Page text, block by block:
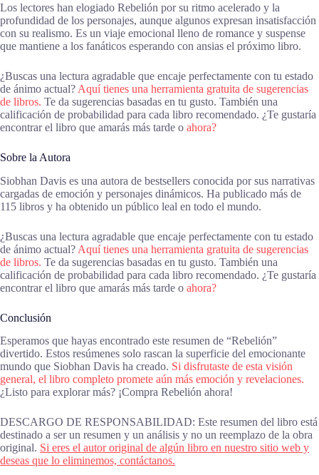
Los lectores han elogiado Rebelión por su ritmo acelerado y la
profundidad de los personajes, aunque algunos expresan insatisfacción
con su realismo. Es un viaje emocional lleno de romance y suspense
que mantiene a los fanáticos esperando con ansias el próximo libro.
¿Buscas una lectura agradable que encaje perfectamente con tu estado
de ánimo actual? Aquí tienes una herramienta gratuita de sugerencias
de libros. Te da sugerencias basadas en tu gusto. También una
calificación de probabilidad para cada libro recomendado. ¿Te gustaría
encontrar el libro que amarás más tarde o ahora?
Sobre la Autora
Siobhan Davis es una autora de bestsellers conocida por sus narrativas
cargadas de emoción y personajes dinámicos. Ha publicado más de
115 libros y ha obtenido un público leal en todo el mundo.
¿Buscas una lectura agradable que encaje perfectamente con tu estado
de ánimo actual? Aquí tienes una herramienta gratuita de sugerencias
de libros. Te da sugerencias basadas en tu gusto. También una
calificación de probabilidad para cada libro recomendado. ¿Te gustaría
encontrar el libro que amarás más tarde o ahora?
Conclusión
Esperamos que hayas encontrado este resumen de “Rebelión”
divertido. Estos resúmenes solo rascan la superficie del emocionante
mundo que Siobhan Davis ha creado. Si disfrutaste de esta visión
general, el libro completo promete aún más emoción y revelaciones.
¿Listo para explorar más? ¡Compra Rebelión ahora!
DESCARGO DE RESPONSABILIDAD: Este resumen del libro está
destinado a ser un resumen y un análisis y no un reemplazo de la obra
original. Si eres el autor original de algún libro en nuestro sitio web y
deseas que lo eliminemos, contáctanos.